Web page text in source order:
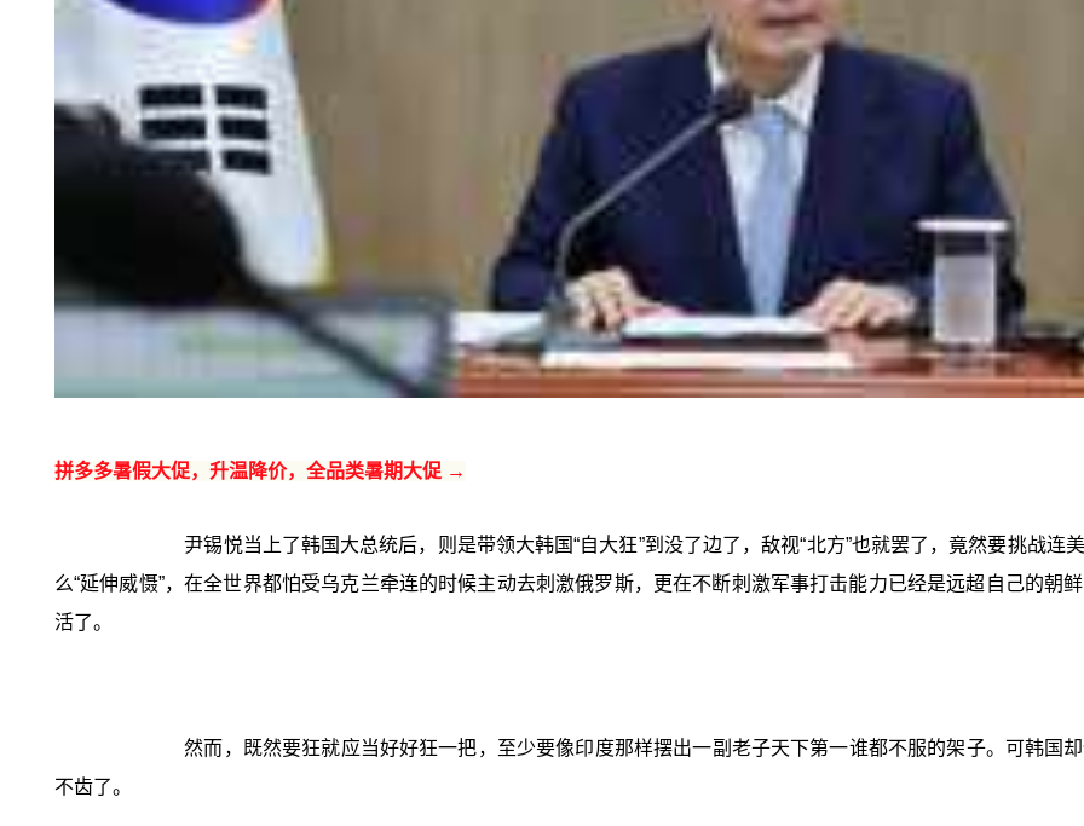
拼多多暑假大促，升温降价，全品类暑期大促 →
尹锡悦当上了韩国大总统后，则是带领大韩国“自大狂”到没了边了，敌视“北方”也就罢了，竟然要挑战
么“延伸威慑”，在全世界都怕受乌克兰牵连的时候主动去刺激俄罗斯，更在不断刺激军事打击能力已经是远超自己的朝
活了。
然而，既然要狂就应当好好狂一把，至少要像印度那样摆出一副老子天下第一谁都不服的架子。可韩国
不齿了。